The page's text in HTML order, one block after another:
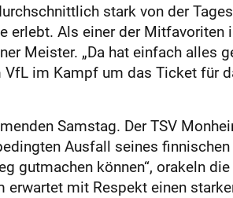
stark von der
erlebt. Als einer der
Meister. „Da hat einfach alles
VfL im Kampf um das Ticket für
Samstag. Der TSV
Ausfall seines
gutmachen können“, orakeln
erwartet mit Respekt einen